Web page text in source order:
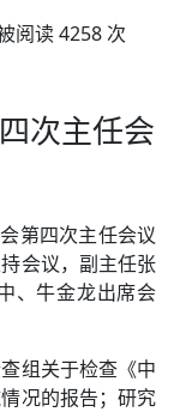
阅读4258 次
次主任会
第四次主任会议
会议，副主任张
、牛金龙出席会
组关于检查《中
况的报告；研究